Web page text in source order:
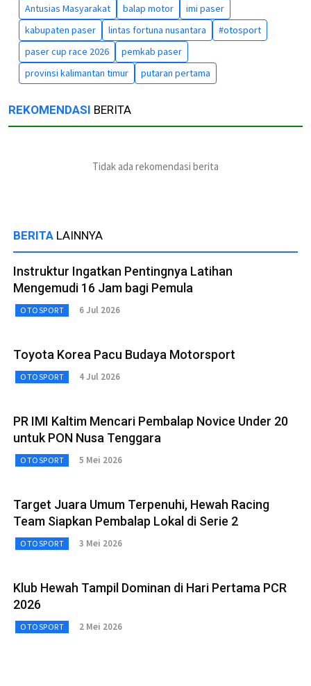
Antusias Masyarakat balap motor
imi paser
kabupaten paser
lintas fortuna nusantara
#otosport
paser cup race 2026
pemkab paser
provinsi kalimantan timur
putaran pertama
REKOMENDASI BERITA
Tidak ada rekomendasi berita
BERITA LAINNYA
Instruktur Ingatkan Pentingnya Latihan
Mengemudi 16 Jam bagi Pemula
OTOSPORT 6 Jul 2026
Toyota Korea Pacu Budaya Motorsport
OTOSPORT 4 Jul 2026
PR IMI Kaltim Mencari Pembalap Novice Under 20
untuk PON Nusa Tenggara
OTOSPORT 5 Mei 2026
Target Juara Umum Terpenuhi, Hewah Racing
Team Siapkan Pembalap Lokal di Serie 2
OTOSPORT 3 Mei 2026
Klub Hewah Tampil Dominan di Hari Pertama PCR
2026
OTOSPORT 2 Mei 2026